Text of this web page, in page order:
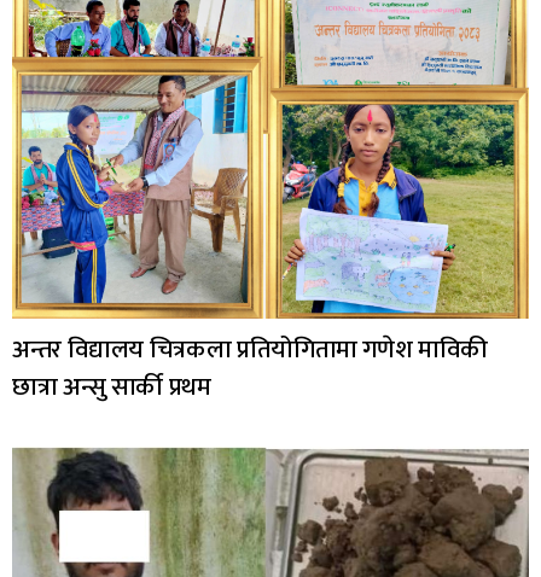
अन्तर विद्यालय चित्रकला प्रतियोगितामा गणेश माविकी
छात्रा अन्सु सार्की प्रथम